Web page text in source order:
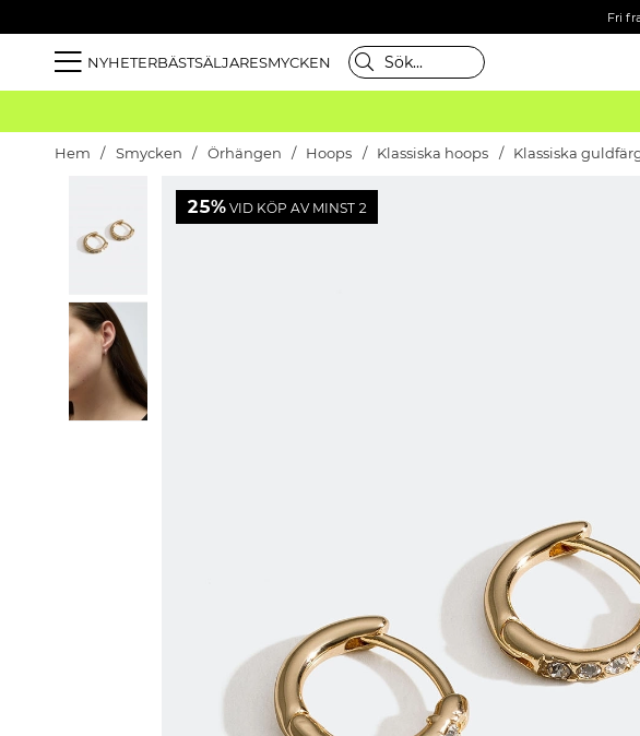
Fri
NYHETERBÄSTSÄLJARESMYCKEN
Hem Smycken Örhängen Hoops Klassiska hoops Klassiska
25% VID KÖP AV MINST 2